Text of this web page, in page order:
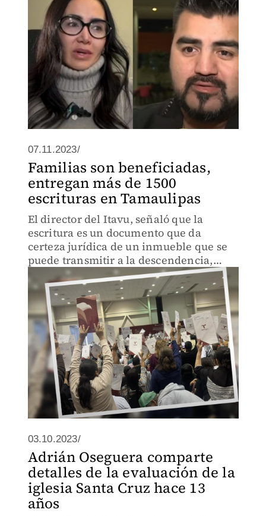
07.11.2023/
Familias son beneficiadas,
entregan más de 1500
escrituras en Tamaulipas
El director del Itavu, señaló que la
escritura es un documento que da
certeza jurídica de un inmueble que se
puede transmitir a la descendencia,
hipotecar o lo que se desee.
03.10.2023/
Adrián Oseguera comparte
detalles de la evaluación de la
iglesia Santa Cruz hace 13
años